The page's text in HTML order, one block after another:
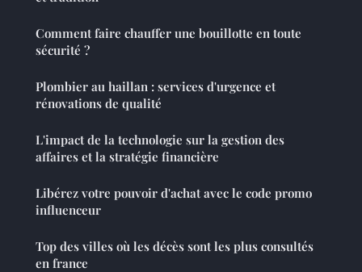
Comment faire chauffer une bouillotte en toute
sécurité ?
Plombier au haillan : services d'urgence et
rénovations de qualité
L'impact de la technologie sur la gestion des
affaires et la stratégie financière
Libérez votre pouvoir d'achat avec le code promo
influenceur
Top des villes où les décès sont les plus consultés
en france